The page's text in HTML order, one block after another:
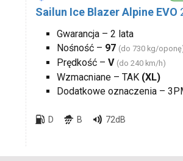
Sailun Ice Blazer Alpine EVO
Gwarancja – 2 lata
Nośność – 97 (do 730 kg/
Prędkość – V (do 240 km/h)
Wzmacniane – TAK (XL)
Dodatkowe oznaczenia –
D B 72dB